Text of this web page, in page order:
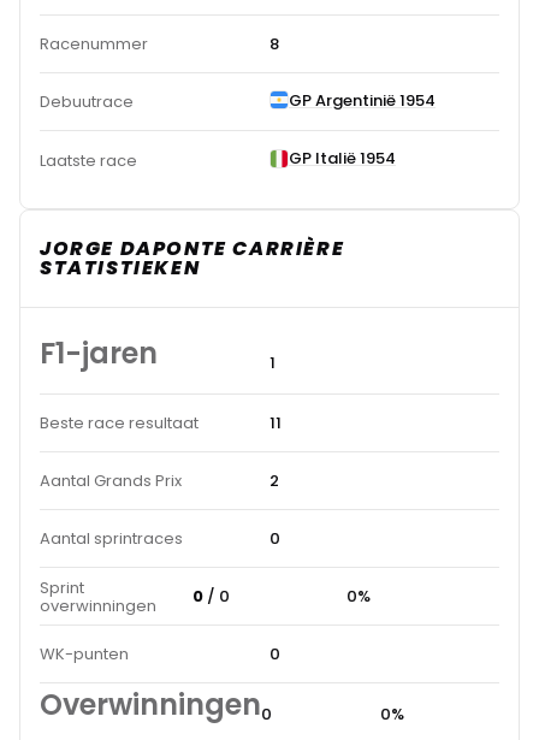
Racenummer 8
Debuutrace GP Argentinië 1954
Laatste race GP Italië 1954
JORGE DAPONTE CARRIÈRE
STATISTIEKEN
F1-jaren 1
Beste race resultaat 11
Aantal Grands Prix 2
Aantal sprintraces 0
Sprint
overwinningen 0 / 0 0%
WK-punten 0
Overwinningen0 0%